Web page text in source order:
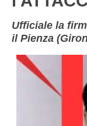
Ufficiale la
il Pienza